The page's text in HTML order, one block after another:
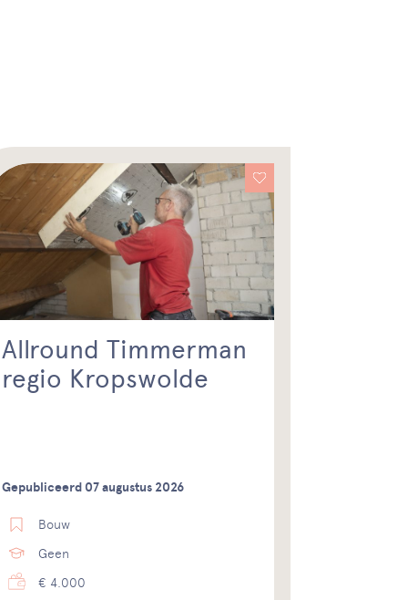
Allround Timmerman
regio Kropswolde
Gepubliceerd 07 augustus 2026
Bouw
Geen
€ 4.000